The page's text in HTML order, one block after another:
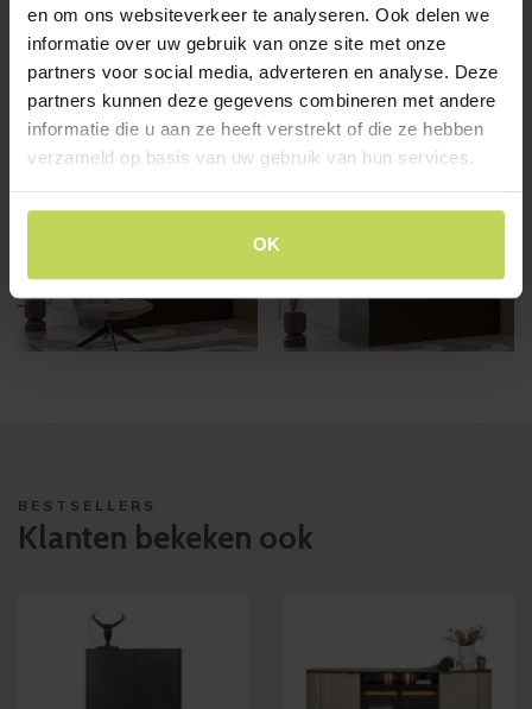
en om ons websiteverkeer te analyseren. Ook delen we
informatie over uw gebruik van onze site met onze
partners voor social media, adverteren en analyse. Deze
partners kunnen deze gegevens combineren met andere
informatie die u aan ze heeft verstrekt of die ze hebben
verzameld op basis van uw gebruik van hun services.
OK
verpakking van het artikel is volledig tempexvrij.
Lifestyle-afbeeldingen
BESTSELLERS
Klanten bekeken ook